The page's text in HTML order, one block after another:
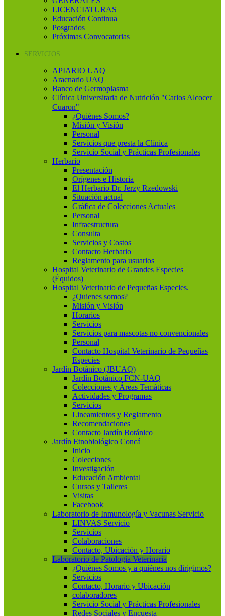
LICENCIATURAS
Educación Continua
Posgrados
Próximas Convocatorias
SERVICIOS
APIARIO UAQ
Aracnario UAQ
Banco de Germoplasma
Clínica Universitaria de Nutrición "Carlos Alcocer
Cuaron"
¿Quiénes Somos?
Misión y Visión
Personal
Servicios que presta la Clínica
Servicio Social y Prácticas Profesionales
Herbario
Presentación
Orígenes e Historia
El Herbario Dr. Jerzy Rzedowski
Situación actual
Gráfica de Colecciones Actuales
Personal
Infraestructura
Consulta
Servicios y Costos
Contacto Herbario
Reglamento para usuarios
Hospital Veterinario de Grandes Especies
(Équidos)
Hospital Veterinario de Pequeñas Especies.
¿Quienes somos?
Misión y Visión
Horarios
Servicios
Servicios para mascotas no convencionales
Personal
Contacto Hospital Veterinario de Pequeñas
Especies
Jardín Botánico (JBUAQ)
Jardín Botánico FCN-UAQ
Colecciones y Áreas Temáticas
Actividades y Programas
Servicios
Lineamientos y Reglamento
Recomendaciones
Contacto Jardín Botánico
Jardín Etnobiológico Concá
Inicio
Colecciones
Investigación
Educación Ambiental
Cursos y Talleres
Visitas
Facebook
Laboratorio de Inmunología y Vacunas Servicio
LINVAS Servicio
Servicios
Colaboraciones
Contacto, Ubicación y Horario
Laboratorio de Patología Veterinaria
¿Quiénes Somos y a quiénes nos dirigimos?
Servicios
Contacto, Horario y Ubicación
colaboradores
Servicio Social y Prácticas Profesionales
Redes Sociales y Encuesta